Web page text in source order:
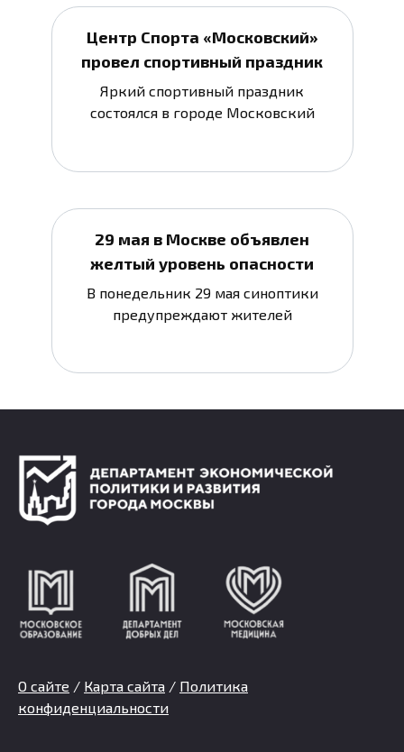
Центр Спорта «Московский»
провел спортивный праздник
Яркий спортивный праздник
состоялся в городе Московский
29 мая в Москве объявлен
желтый уровень опасности
В понедельник 29 мая синоптики
предупреждают жителей
О сайте / Карта сайта / Политика
конфиденциальности